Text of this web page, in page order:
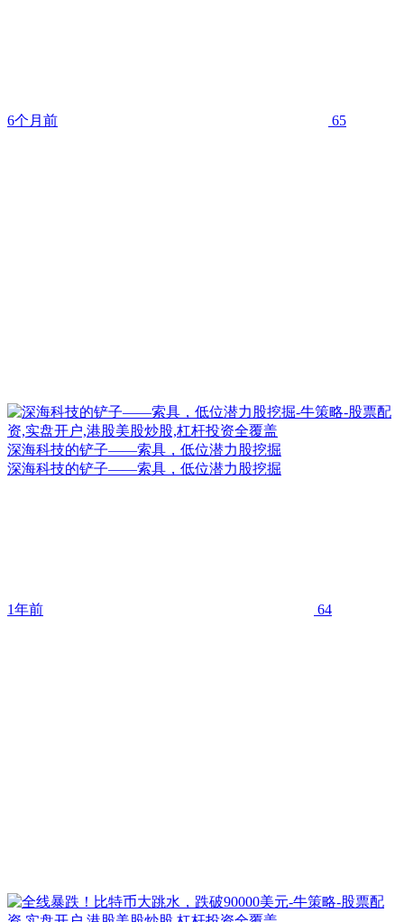
6个月前 65
深海科技的铲子——索具，低位潜力股挖掘
深海科技的铲子——索具，低位潜力股挖掘
1年前 64